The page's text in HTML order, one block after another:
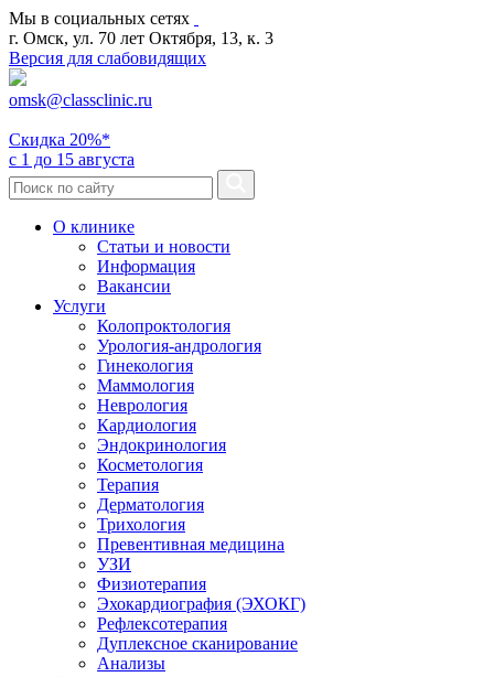
Мы в социальных сетях
г. Омск, ул. 70 лет Октября, 13, к. 3
Версия для слабовидящих
omsk@classclinic.ru
Скидка 20%*
с 1 до 15 августа
О клинике
Статьи и новости
Информация
Вакансии
Услуги
Колопроктология
Урология-андрология
Гинекология
Маммология
Неврология
Кардиология
Эндокринология
Косметология
Терапия
Дерматология
Трихология
Превентивная медицина
УЗИ
Физиотерапия
Эхокардиография (ЭХОКГ)
Рефлексотерапия
Дуплексное сканирование
Анализы